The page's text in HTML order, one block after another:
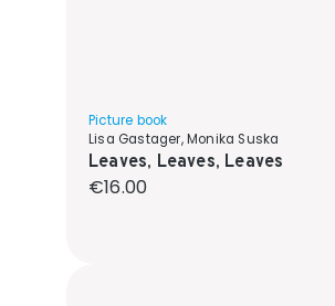
Picture book
Lisa Gastager, Monika Suska
Leaves, Leaves, Leaves
Regular price:
€16.00